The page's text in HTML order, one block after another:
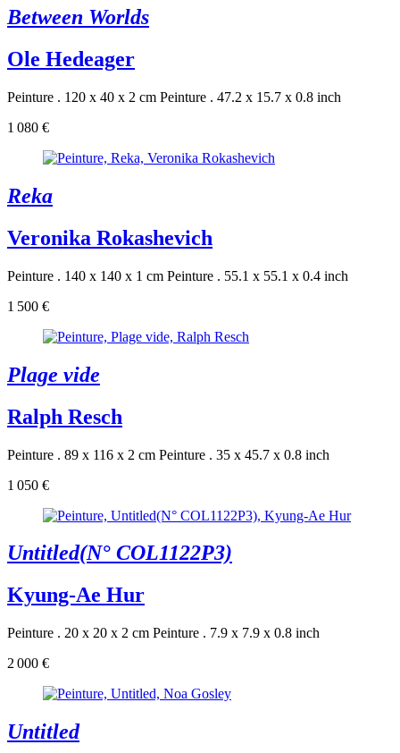
Between Worlds
Ole Hedeager
Peinture . 120 x 40 x 2 cm Peinture . 47.2 x 15.7 x 0.8 inch
1 080 €
Reka
Veronika Rokashevich
Peinture . 140 x 140 x 1 cm Peinture . 55.1 x 55.1 x 0.4 inch
1 500 €
Plage vide
Ralph Resch
Peinture . 89 x 116 x 2 cm Peinture . 35 x 45.7 x 0.8 inch
1 050 €
Untitled(N° COL1122P3)
Kyung-Ae Hur
Peinture . 20 x 20 x 2 cm Peinture . 7.9 x 7.9 x 0.8 inch
2 000 €
Untitled